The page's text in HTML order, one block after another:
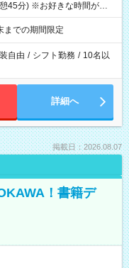
45分) ※お好きな時間が選べ
までの期間限定
自由 / シフト勤務 / 10名以
詳細へ
掲載日：2026.08.07
！書籍デ